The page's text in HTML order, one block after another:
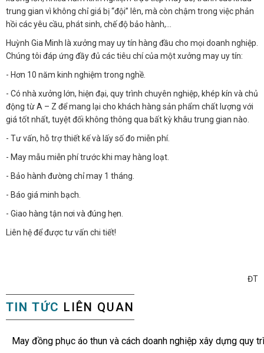
trung gian vì không chỉ giá bị “đội” lên, mà còn chậm trong việc phản
hồi các yêu cầu, phát sinh, chế độ bảo hành,…
Huỳnh Gia Minh là xưởng may uy tín hàng đầu cho mọi doanh nghiệp.
Chúng tôi đáp ứng đầy đủ các tiêu chí của một xưởng may uy tín:
- Hơn 10 năm kinh nghiệm trong nghề.
- Có nhà xưởng lớn, hiện đại, quy trình chuyên nghiệp, khép kín và chủ
động từ A – Z để mang lại cho khách hàng sản phẩm chất lượng với
giá tốt nhất, tuyệt đối không thông qua bất kỳ khâu trung gian nào.
- Tư vấn, hỗ trợ thiết kế và lấy số đo miễn phí.
- May mẫu miễn phí trước khi may hàng loạt.
- Bảo hành đường chỉ may 1 tháng.
- Báo giá minh bạch.
- Giao hàng tận nơi và đúng hẹn.
Liên hệ để được tư vấn chi tiết!
ĐT
TIN TỨC LIÊN QUAN
May đồng phục áo thun và cách doanh nghiệp xây dựng quy